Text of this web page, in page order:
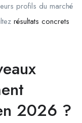
profils du marché
résultats concrets
2026 ?